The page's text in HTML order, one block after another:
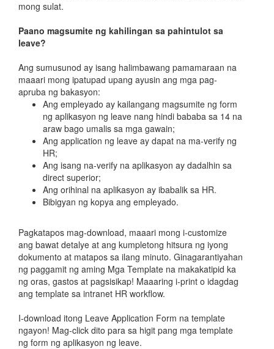
mong sulat.
Paano magsumite ng kahilingan sa pahintulot sa
leave?
Ang sumusunod ay isang halimbawang pamamaraan na
maaari mong ipatupad upang ayusin ang mga pag-
apruba ng bakasyon:
Ang empleyado ay kailangang magsumite ng form
ng aplikasyon ng leave nang hindi bababa sa 14 na
araw bago umalis sa mga gawain;
Ang application ng leave ay dapat na ma-verify ng
HR;
Ang isang na-verify na aplikasyon ay dadalhin sa
direct superior;
Ang orihinal na aplikasyon ay ibabalik sa HR.
Bibigyan ng kopya ang empleyado.
Pagkatapos mag-download, maaari mong i-customize
ang bawat detalye at ang kumpletong hitsura ng iyong
dokumento at matapos sa ilang minuto. Ginagarantiyahan
ng paggamit ng aming Mga Template na makakatipid ka
ng oras, gastos at pagsisikap! Maaaring i-print o idagdag
ang template sa intranet HR workflow.
I-download itong Leave Application Form na template
ngayon! Mag-click dito para sa higit pang mga template
ng form ng aplikasyon ng leave.